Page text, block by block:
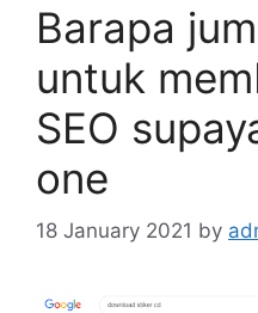
Barapa
untuk
SEO
one
18 January 2021 by